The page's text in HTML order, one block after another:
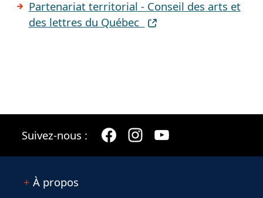
Partenariat territorial - Conseil des arts et
des lettres du Québec
Suivez-nous :
À propos